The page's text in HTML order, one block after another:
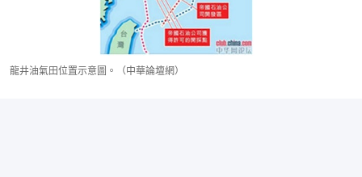
龍井油氣田位置示意圖。（中華論壇網）